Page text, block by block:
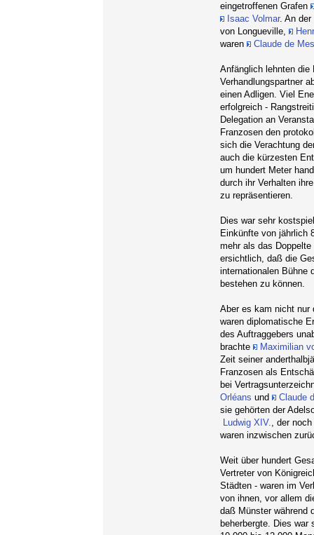
eingetroffenen Grafen
Isaac Volmar. An der
von Longueville,
waren
Claude de
Anfänglich lehnten
Verhandlungspartner
einen Adligen. Viel
erfolgreich -
Delegation an
Franzosen den
sich die Verachtung
auch die kürzesten
um hundert Meter
durch ihr Verhalten
zu repräsentieren.
Dies war sehr
Einkünfte von jährlich
mehr als das
ersichtlich, daß die
internationalen Bühne
bestehen zu können.
Aber es kam nicht nur
waren diplomatische
des Auftraggebers
brachte
Maximilian
Zeit seiner
Franzosen als
bei
Orléans und
Claude
sie gehörten der
Ludwig XIV., der
waren inzwischen
Weit über hundert
Vertreter von
Städten - waren im
von ihnen, vor allem
daß Münster während
beherbergte. Dies